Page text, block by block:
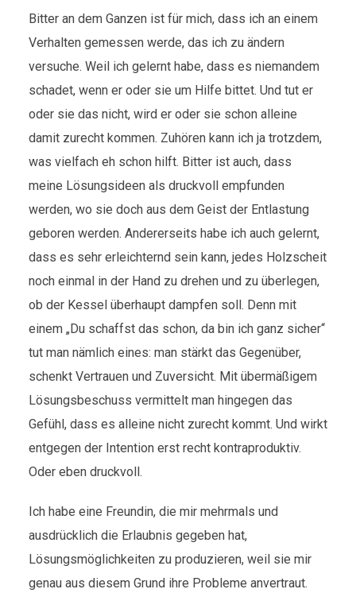
Bitter an dem Ganzen ist für mich, dass ich an einem
Verhalten gemessen werde, das ich zu ändern
versuche. Weil ich gelernt habe, dass es niemandem
schadet, wenn er oder sie um Hilfe bittet. Und tut er
oder sie das nicht, wird er oder sie schon alleine
damit zurecht kommen. Zuhören kann ich ja trotzdem,
was vielfach eh schon hilft. Bitter ist auch, dass
meine Lösungsideen als druckvoll empfunden
werden, wo sie doch aus dem Geist der Entlastung
geboren werden. Andererseits habe ich auch gelernt,
dass es sehr erleichternd sein kann, jedes Holzscheit
noch einmal in der Hand zu drehen und zu überlegen,
ob der Kessel überhaupt dampfen soll. Denn mit
einem „Du schaffst das schon, da bin ich ganz sicher“
tut man nämlich eines: man stärkt das Gegenüber,
schenkt Vertrauen und Zuversicht. Mit übermäßigem
Lösungsbeschuss vermittelt man hingegen das
Gefühl, dass es alleine nicht zurecht kommt. Und wirkt
entgegen der Intention erst recht kontraproduktiv.
Oder eben druckvoll.
Ich habe eine Freundin, die mir mehrmals und
ausdrücklich die Erlaubnis gegeben hat,
Lösungsmöglichkeiten zu produzieren, weil sie mir
genau aus diesem Grund ihre Probleme anvertraut.